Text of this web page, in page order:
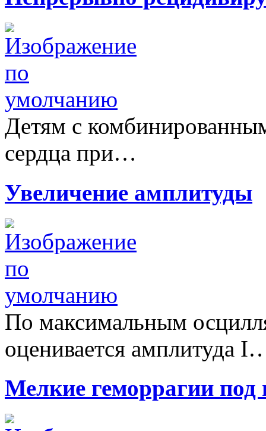
Детям с
сердца при…
Увеличение амплитуды
По максимальным
оценивается амплитуда
Мелкие геморрагии под